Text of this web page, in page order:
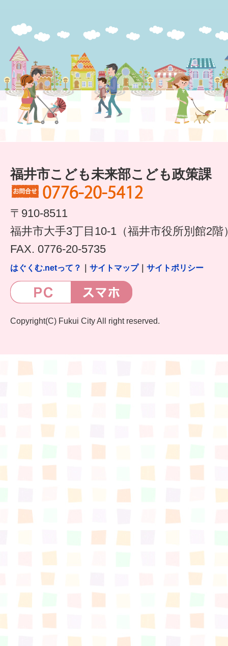
福井市こども未来部こども政策課
〒910-8511
福井市大手3丁目10-1（福井市役所別館2階
FAX. 0776-20-5735
はぐくむ.netって？ サイトマップ｜ サイトポリシー
Copyright(C) Fukui City All right reserved.